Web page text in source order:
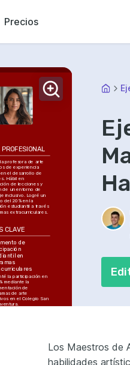
Precios
profesora de arte
de experiencia
el desarrollo de
Hábil en
de lecciones y
de un entorno de
inclusivo. Logré un
del 20% en la
estudiantil a través
extracurriculares.
CLAVE
de
en
la participación en
mediante la
de
de arte
en el Colegio San
Los Maestros de
habilidades